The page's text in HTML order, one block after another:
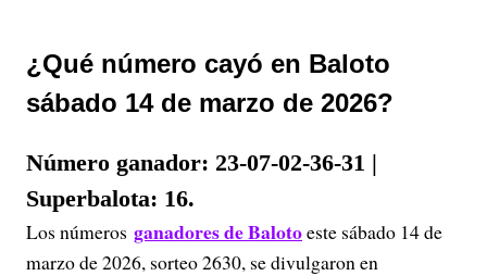
¿Qué número cayó en Baloto
sábado 14 de marzo de 2026?
Número ganador: 23-07-02-36-31 |
Superbalota: 16.
Los números ganadores de Balotoeste sábado 14 de
marzo de 2026, sorteo 2630, se divulgaron en